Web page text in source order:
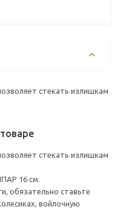
стекать излишкам
стекать излишкам
16 см.
обязательно ставьте
войлочную